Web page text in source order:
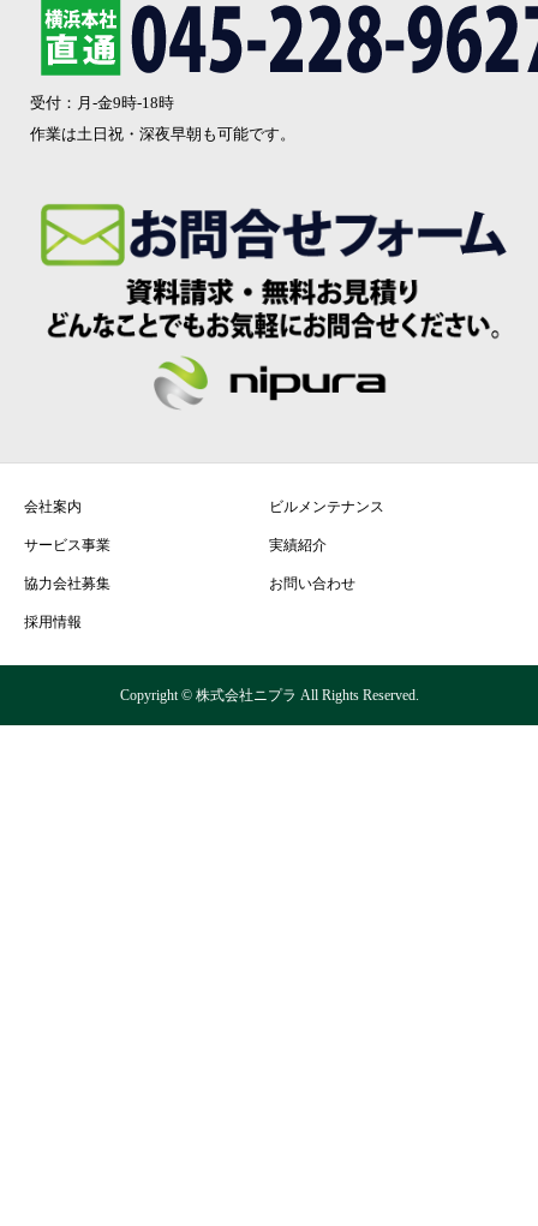
受付：月-金9時-18時
作業は土日祝・深夜早朝も可能です。
会社案内 ビルメンテナンス
サービス事業 実績紹介
協力会社募集 お問い合わせ
採用情報
Copyright © 株式会社ニプラ All Rights Reserved.